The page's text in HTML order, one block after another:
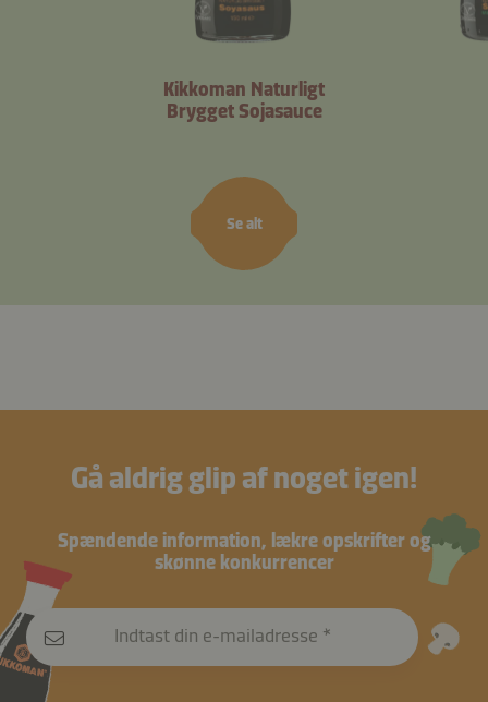
Se alt
Kikkoman Naturligt
Brygget Sojasauce
Gå aldrig glip af noget igen!
Spændende information, lækre opskrifter og
skønne konkurrencer
Indtast din e-mailadresse